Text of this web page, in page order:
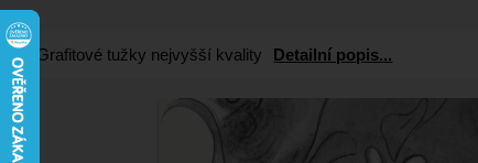
Grafitové tužky nejvyšší kvality Detailní popis...